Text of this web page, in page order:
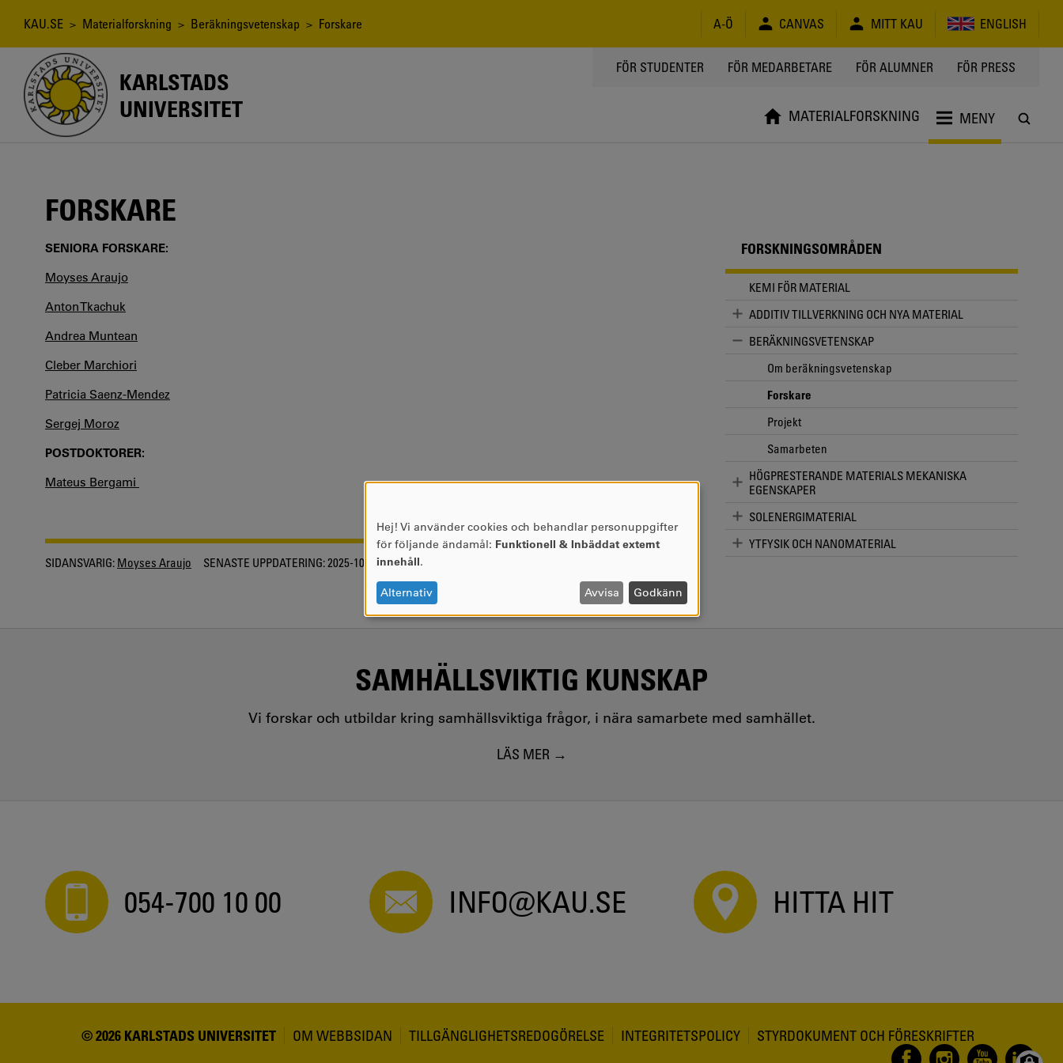
Länkstig
KAU.SE > Materialforskning > Beräkningsvetenskap > Forskare A-Ö CANVAS MITT KAU ENGLISH
KARLSTADS
UNIVERSITET
TOPPMENY
FÖR STUDENTER FÖR MEDARBETARE FÖR ALUMNER FÖR PRESS
MATERIALFORSKNING MENY
FORSKARE
SENIORA FORSKARE:
Moyses Araujo
Anton Tkachuk
Andrea Muntean
Cleber Marchiori
Patricia Saenz-Mendez
Sergej Moroz
POSTDOKTORER:
Mateus Bergami
SIDANSVARIG: Moyses Araujo SENASTE UPPDATERING:2025-10-02
FORSKNINGSOMRÅDEN
KEMI FÖR MATERIAL
ADDITIV TILLVERKNING OCH NYA MATERIAL
BERÄKNINGSVETENSKAP
Om beräkningsvetenskap
Forskare
Projekt
Samarbeten
HÖGPRESTERANDE MATERIALS MEKANISKA
EGENSKAPER
SOLENERGIMATERIAL
YTFYSIK OCH NANOMATERIAL
SAMHÄLLSVIKTIG KUNSKAP
Vi forskar och utbildar kring samhällsviktiga frågor, i nära samarbete med samhället.
LÄS MER
054-700 10 00 INFO@KAU.SE HITTA HIT
© 2026 KARLSTADS UNIVERSITET OM WEBBSIDAN TILLGÄNGLIGHETSREDOGÖRELSE INTEGRITETSPOLICY STYRDOKUMENT OCH FÖRESKRIFTER
ANVÄNDNING
AV
OCH
COOKIES
Hej! Vi använder cookies och behandlar personuppgifter
för följande ändamål: Funktionell & Inbäddat externt
innehåll.
Alternativ Avvisa Godkänn